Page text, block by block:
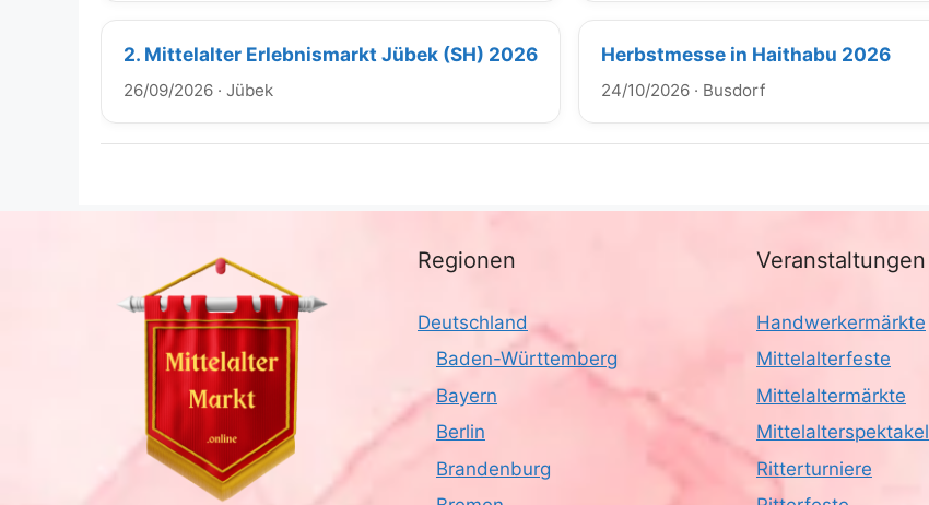
2. Mittelalter Erlebnismarkt Jübek (SH) 2026
26/09/2026 · Jübek
Herbstmesse in Haithabu 2026
24/10/2026 · Busdorf
Regionen
Deutschland
Baden-Württemberg
Bayern
Berlin
Brandenburg
Veranstaltungen
Handwerkermärkte
Mittelalterfeste
Mittelaltermärkte
Mittelalterspektakel
Ritterturniere